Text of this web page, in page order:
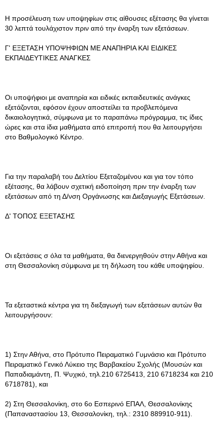
Η προσέλευση των υποψηφίων στις αίθουσες εξέτασης θα γίνεται
30 λεπτά τουλάχιστον πριν από την έναρξη των εξετάσεων.
Γ' ΕΞΕΤΑΣΗ ΥΠΟΨΗΦΙΩΝ ΜΕ ΑΝΑΠΗΡΙΑ ΚΑΙ ΕΙΔΙΚΕΣ
ΕΚΠΑΙΔΕΥΤΙΚΕΣ ΑΝΑΓΚΕΣ
Οι υποψήφιοι με αναπηρία και ειδικές εκπαιδευτικές ανάγκες
εξετάζονται, εφόσον έχουν αποστείλει τα προβλεπόμενα
δικαιολογητικά, σύμφωνα με το παραπάνω πρόγραμμα, τις ίδιες
ώρες και στα ίδια μαθήματα από επιτροπή που θα λειτουργήσει
στο Βαθμολογικό Κέντρο.
Για την παραλαβή του Δελτίου Εξεταζομένου και για τον τόπο
εξέτασης, θα λάβουν σχετική ειδοποίηση πριν την έναρξη των
εξετάσεων από τη Δ/νση Οργάνωσης και Διεξαγωγής Εξετάσεων.
Δ' ΤΟΠΟΣ ΕΞΕΤΑΣΗΣ
Οι εξετάσεις σ όλα τα μαθήματα, θα διενεργηθούν στην Αθήνα και
στη Θεσσαλονίκη σύμφωνα με τη δήλωση του κάθε υποψηφίου.
Τα εξεταστικά κέντρα για τη διεξαγωγή των εξετάσεων αυτών θα
λειτουργήσουν:
1) Στην Αθήνα, στο Πρότυπο Πειραματικό Γυμνάσιο και Πρότυπο
Πειραματικό Γενικό Λύκειο της Βαρβακείου Σχολής (Μουσών και
Παπαδιαμάντη, Π. Ψυχικό, τηλ.210 6725413, 210 6718234 και 210
6718781), και
2) Στη Θεσσαλονίκη, στο 6ο Εσπερινό ΕΠΑΛ, Θεσσαλονίκης
(Παπαναστασίου 13, Θεσσαλονίκη, τηλ.: 2310 889910-911).